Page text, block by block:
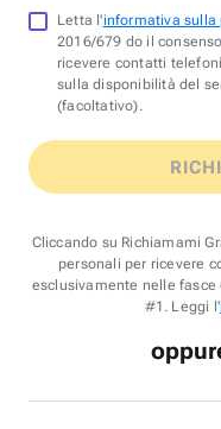
Letta l'informativa sulla
2016/679 do il
ricevere contatti
sulla disponibilità del
(facoltativo).
Cliccando su Richiamami
personali per ricevere
esclusivamente nelle
#1. Leggi l'